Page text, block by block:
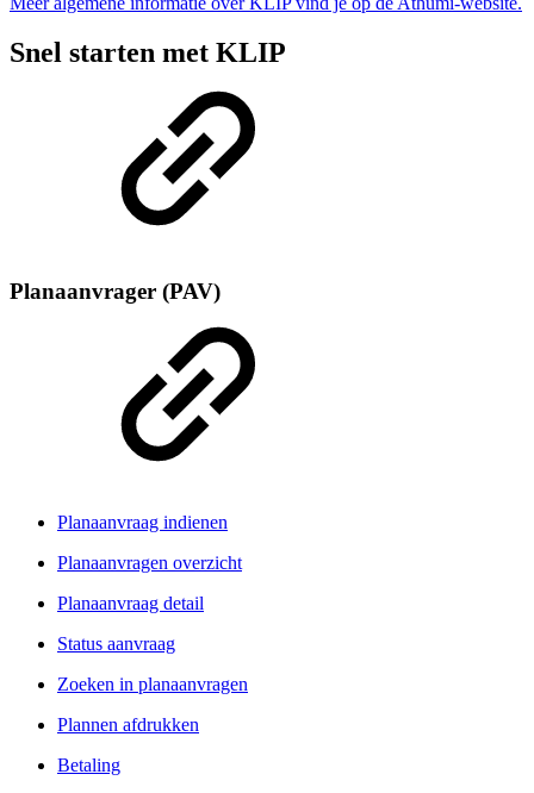
Snel starten met KLIP
Planaanvrager (PAV)
Planaanvraag indienen
Planaanvragen overzicht
Planaanvraag detail
Status aanvraag
Zoeken in planaanvragen
Plannen afdrukken
Betaling